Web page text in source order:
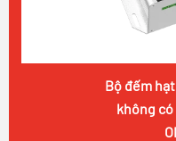
Bộ đếm
không